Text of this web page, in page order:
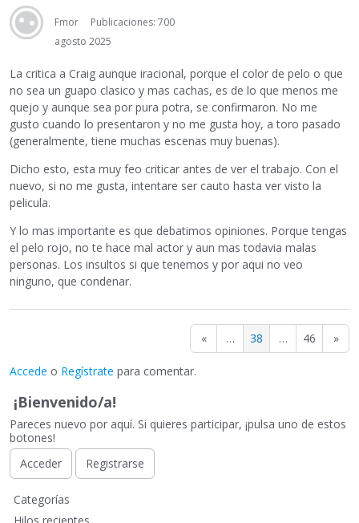
Fmor
Publicaciones: 700
agosto 2025
La critica a Craig aunque iracional, porque el color de pelo o que
no sea un guapo clasico y mas cachas, es de lo que menos me
quejo y aunque sea por pura potra, se confirmaron. No me
gusto cuando lo presentaron y no me gusta hoy, a toro pasado
(generalmente, tiene muchas escenas muy buenas).
Dicho esto, esta muy feo criticar antes de ver el trabajo. Con el
nuevo, si no me gusta, intentare ser cauto hasta ver visto la
pelicula.
Y lo mas importante es que debatimos opiniones. Porque tengas
el pelo rojo, no te hace mal actor y aun mas todavia malas
personas. Los insultos si que tenemos y por aqui no veo
ninguno, que condenar.
« … 38 … 46 »
Accede o Regístrate para comentar.
¡Bienvenido/a!
Pareces nuevo por aquí. Si quieres participar, ¡pulsa uno de estos
botones!
Acceder
Registrarse
E
n
Categorías